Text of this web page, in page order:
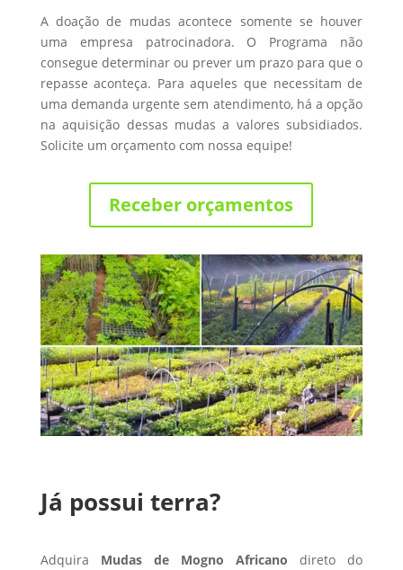
A doação de mudas acontece somente se houver
uma empresa patrocinadora. O Programa não
consegue determinar ou prever um prazo para que o
repasse aconteça. Para aqueles que necessitam de
uma demanda urgente sem atendimento, há a opção
na aquisição dessas mudas a valores subsidiados.
Solicite um orçamento com nossa equipe!
Receber orçamentos
Já possui terra?
Adquira Mudas de Mogno Africano direto do